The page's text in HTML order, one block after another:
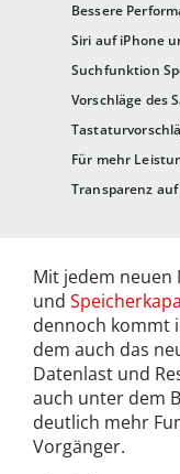
Bessere
Siri auf iPhone
Suchfunktion
Vorschläge des
Für mehr
Transparenz
Mit jedem neuen
und
dennoch kommt
dem auch das
Datenlast und
auch unter dem
deutlich mehr
Vorgänger.